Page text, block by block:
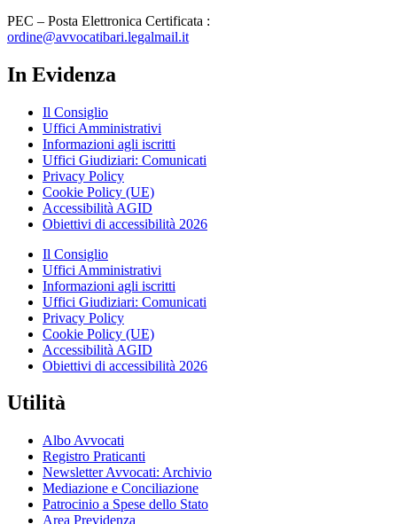
PEC – Posta Elettronica Certificata :
ordine@avvocatibari.legalmail.it
In Evidenza
Il Consiglio
Uffici Amministrativi
Informazioni agli iscritti
Uffici Giudiziari: Comunicati
Privacy Policy
Cookie Policy (UE)
Accessibilità AGID
Obiettivi di accessibilità 2026
Il Consiglio
Uffici Amministrativi
Informazioni agli iscritti
Uffici Giudiziari: Comunicati
Privacy Policy
Cookie Policy (UE)
Accessibilità AGID
Obiettivi di accessibilità 2026
Utilità
Albo Avvocati
Registro Praticanti
Newsletter Avvocati: Archivio
Mediazione e Conciliazione
Patrocinio a Spese dello Stato
Area Previdenza